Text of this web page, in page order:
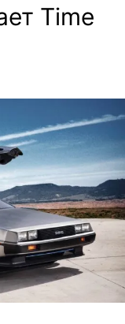
Time